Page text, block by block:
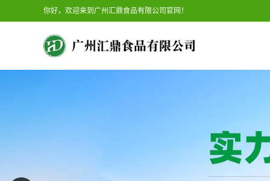
你好，欢迎来到广州汇鼎食品有限公司官网！